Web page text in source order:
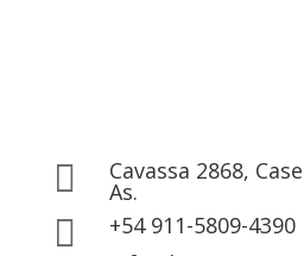
 Cavassa 2868,
As.
 +54 911-5809-4390